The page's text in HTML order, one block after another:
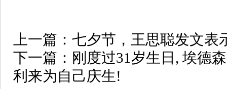
上一篇： 七夕节，王思聪发文表
下一篇： 刚度过31岁生日, 埃德
利来为自己庆生!